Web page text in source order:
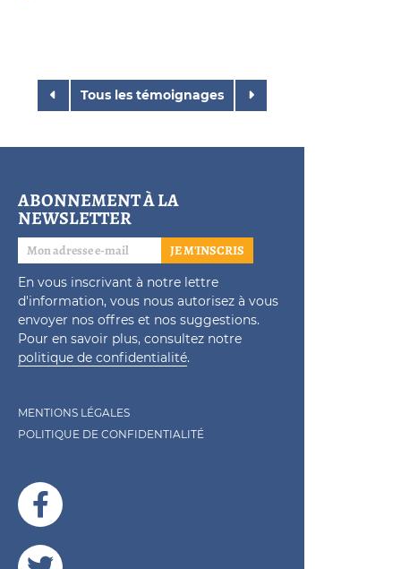
Tous les témoignages
ABONNEMENT À LA
NEWSLETTER
JE M'INSCRIS
En vous inscrivant à notre lettre
d'information, vous nous autorisez à vous
envoyer nos offres et nos suggestions.
Pour en savoir plus, consultez notre
politique de confidentialité.
MENTIONS LÉGALES
POLITIQUE DE CONFIDENTIALITÉ